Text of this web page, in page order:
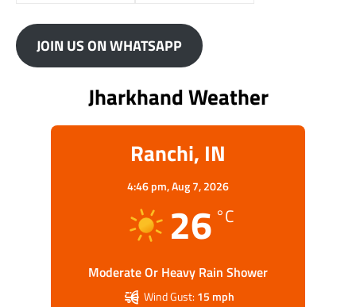
JOIN US ON WHATSAPP
Jharkhand Weather
Ranchi, IN
4:46 pm,Aug 7, 2026
26 °C
Moderate Or Heavy Rain Shower
Wind Gust: 15 mph